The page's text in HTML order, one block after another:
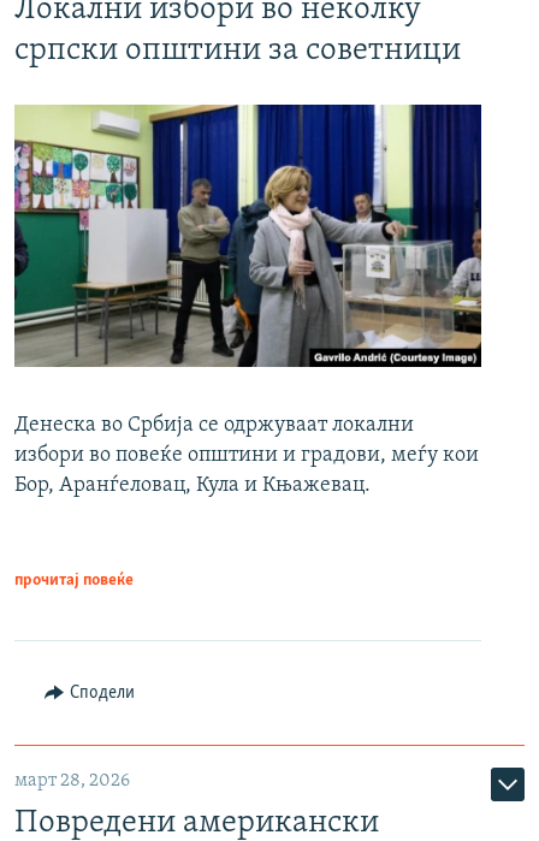
Локални избори во неколку
српски општини за советници
Денеска во Србија се одржуваат локални
избори во повеќе општини и градови, меѓу кои
Бор, Аранѓеловац, Кула и Књажевац.
прочитај повеќе
Сподели
март 28, 2026
Повредени американски